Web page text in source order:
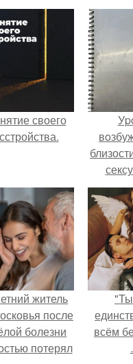
своего
житель
после
болезни
потерял
всём